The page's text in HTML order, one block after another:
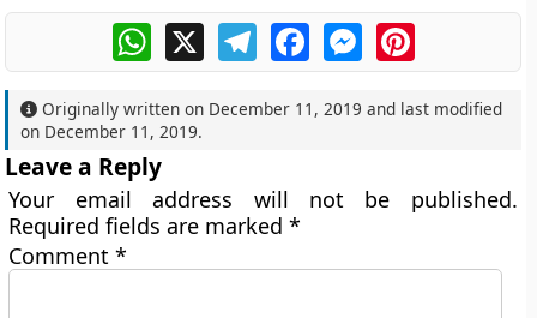
WhatsApp
X TelegramFacebookMessengerPinterest
Originally written on December 11, 2019 and last modified
on December 11, 2019.
Leave a Reply
Your email address will not be published.
Required fields are marked*
Comment*